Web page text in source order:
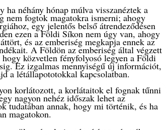
ha néhány hónap múlva visszanéztek a
fogtok magatokra ismerni; ahogy
egy jelentős belső átrendeződésen
ezen a Földi Síkon nem úgy van, ahogy
és az emberiség megkapja ennek az
A Földön az emberiség által végzett
közvetlen fényfolyosó legyen a Földi
Ez izgalmas mennyiségű új információt,
a létállapototokkal kapcsolatban.
korlátozott, a korlátaitok el fognak tűnni
nagyon nehéz időszak lehet az
tudatában annak, hogy mi történik, és ha
magatokon.